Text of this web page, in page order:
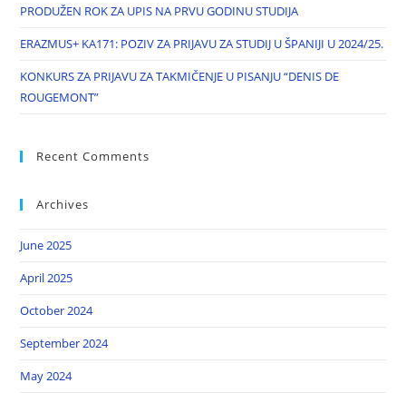
PRODUŽEN ROK ZA UPIS NA PRVU GODINU STUDIJA
ERAZMUS+ KA171: POZIV ZA PRIJAVU ZA STUDIJ U ŠPANIJI U 2024/25.
KONKURS ZA PRIJAVU ZA TAKMIČENJE U PISANJU “DENIS DE
ROUGEMONT”
Recent Comments
Archives
June 2025
April 2025
October 2024
September 2024
May 2024